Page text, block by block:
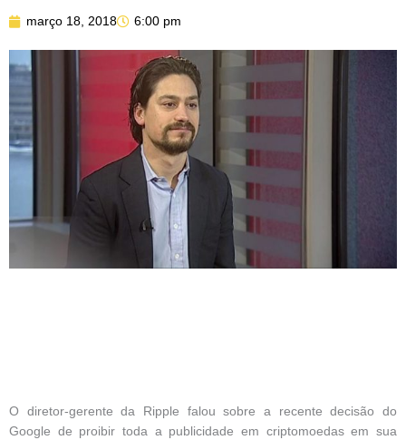
março 18, 2018 6:00 pm
O diretor-gerente da Ripple falou sobre a recente decisão do
Google de proibir toda a publicidade em criptomoedas em sua